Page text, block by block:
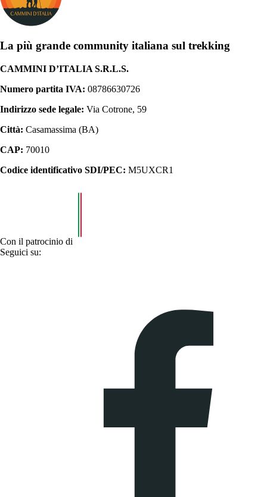
La più grande community italiana sul trekking
CAMMINI D’ITALIA S.R.L.S.
Numero partita IVA: 08786630726
Indirizzo sede legale: Via Cotrone, 59
Città: Casamassima (BA)
CAP: 70010
Codice identificativo SDI/PEC: M5UXCR1
Con il patrocinio di
Seguici su: